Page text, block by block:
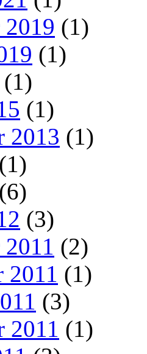
2019 (1)
(1)
(1)
(1)
2013 (1)
(1)
(6)
(3)
(2)
2011 (1)
(3)
2011 (1)